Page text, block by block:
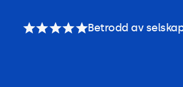
Betrodd av